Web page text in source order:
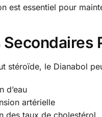
est essentiel pour
Secondaires
stéroïde, le Dianabol
d’eau
artérielle
des taux de cholestérol